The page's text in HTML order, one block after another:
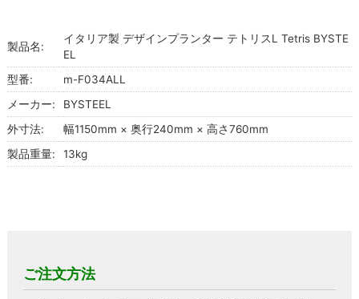
製品名:
イタリア製 デザインプランター テトリスL Tetris BYSTE
EL
型番:
m-F034ALL
メーカー:
BYSTEEL
外寸法:
幅1150mm × 奥行240mm × 高さ760mm
製品重量:
13kg
ご注文方法